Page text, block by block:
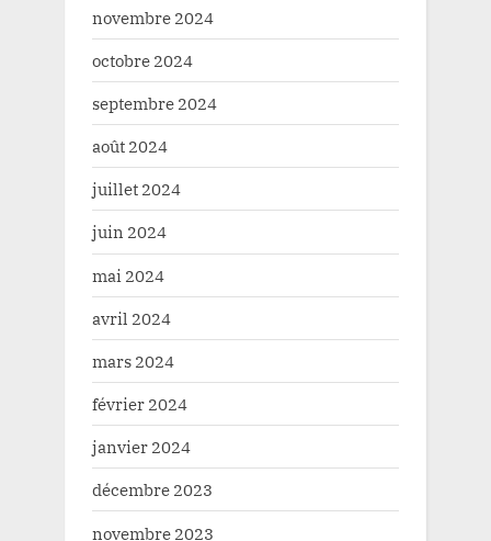
novembre 2024
octobre 2024
septembre 2024
août 2024
juillet 2024
juin 2024
mai 2024
avril 2024
mars 2024
février 2024
janvier 2024
décembre 2023
novembre 2023